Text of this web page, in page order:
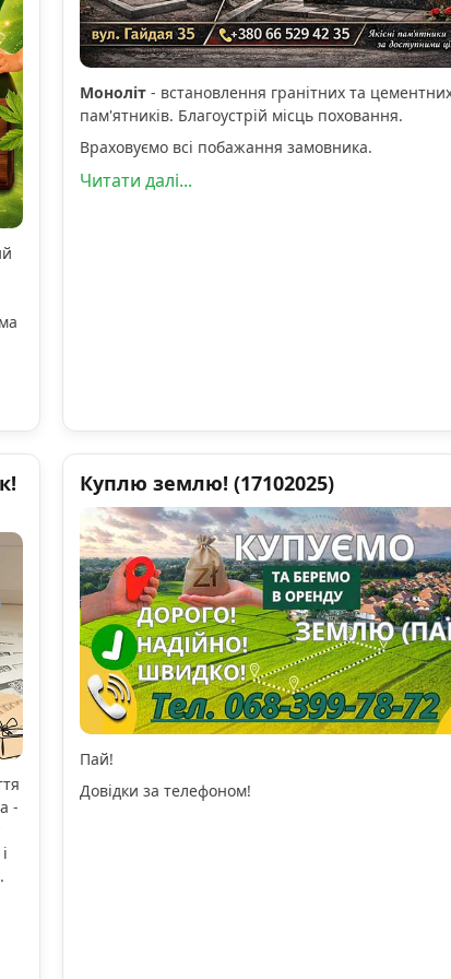
Моноліт- встановлення гранітних та
пам'ятників. Благоустрій місць поховання.
Враховуємо всі побажання замовника.
Читати далі...
-
Куплю землю! (17102025)
Пай!
Довідки за телефоном!